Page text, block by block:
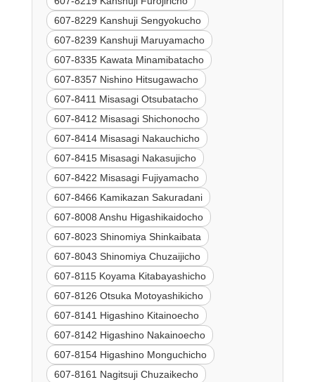
607-8229 Kanshuji Sengyokucho
607-8239 Kanshuji Maruyamacho
607-8335 Kawata Minamibatacho
607-8357 Nishino Hitsugawacho
607-8411 Misasagi Otsubatacho
607-8412 Misasagi Shichonocho
607-8414 Misasagi Nakauchicho
607-8415 Misasagi Nakasujicho
607-8422 Misasagi Fujiyamacho
607-8466 Kamikazan Sakuradani
607-8008 Anshu Higashikaidocho
607-8023 Shinomiya Shinkaibata
607-8043 Shinomiya Chuzaijicho
607-8115 Koyama Kitabayashicho
607-8126 Otsuka Motoyashikicho
607-8141 Higashino Kitainoecho
607-8142 Higashino Nakainoecho
607-8154 Higashino Monguchicho
607-8161 Nagitsuji Chuzaikecho